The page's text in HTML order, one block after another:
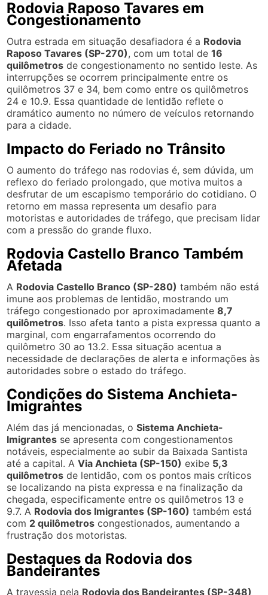
Rodovia Raposo Tavares em
Congestionamento
Outra estrada em situação desafiadora é a Rodovia
Raposo Tavares (SP-270), com um total de16
quilômetros de congestionamento no sentido leste. As
interrupções se ocorrem principalmente entre os
quilômetros 37 e 34, bem como entre os quilômetros
24 e 10.9. Essa quantidade de lentidão reflete o
dramático aumento no número de veículos retornando
para a cidade.
Impacto do Feriado no Trânsito
O aumento do tráfego nas rodovias é, sem dúvida, um
reflexo do feriado prolongado, que motiva muitos a
desfrutar de um escapismo temporário do cotidiano. O
retorno em massa representa um desafio para
motoristas e autoridades de tráfego, que precisam lidar
com a pressão do grande fluxo.
Rodovia Castello Branco Também
Afetada
A Rodovia Castello Branco (SP-280) também não está
imune aos problemas de lentidão, mostrando um
tráfego congestionado por aproximadamente8,7
quilômetros. Isso afeta tanto a pista expressa quanto a
marginal, com engarrafamentos ocorrendo do
quilômetro 30 ao 13.2. Essa situação acentua a
necessidade de declarações de alerta e informações às
autoridades sobre o estado do tráfego.
Condições do Sistema Anchieta-
Imigrantes
Além das já mencionadas, oSistema Anchieta-
Imigrantes se apresenta com congestionamentos
notáveis, especialmente ao subir da Baixada Santista
até a capital. AVia Anchieta (SP-150) exibe 5,3
quilômetros de lentidão, com os pontos mais críticos
se localizando na pista expressa e na finalização da
chegada, especificamente entre os quilômetros 13 e
9.7. A Rodovia dos Imigrantes (SP-160) também está
com 2 quilômetros congestionados, aumentando a
frustração dos motoristas.
Destaques da Rodovia dos
Bandeirantes
A travessia pela Rodovia dos Bandeirantes (SP-348)